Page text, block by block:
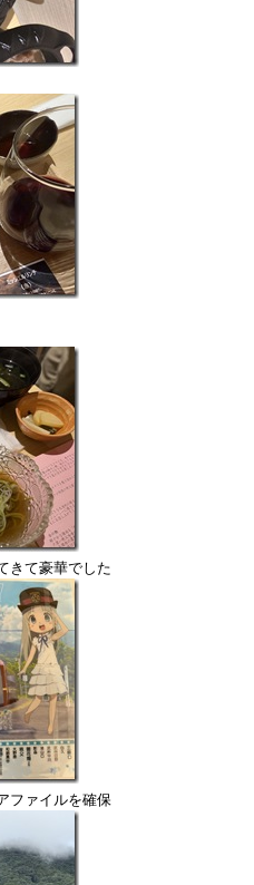
きて豪華でした
ファイルを確保